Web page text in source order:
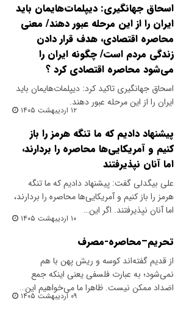
اسحاق جهانگیری: دیپلمات‌هایمان باید
ایران را از این مرحله عبور دهند/ معنی
محاصره اقتصادی، هدف قرار دادن
زندگی مردم است/ چگونه ایران را
می‌شود محاصره اقتصادی کرد ؟
اسحاق جهانگیری تاکید کرد: دیپلمات‌هایمان باید
ایران را از این مرحله عبور دهند.
۱۲ اردیبهشت ۱۴۰۵
پیشنهاد دادیم که ما تنگه هرمز را باز
کنیم و آمریکایی‌ها محاصره را بردارند،
اما آنان نپذیرفتند
علی بیگدلی گفت: پیشنهاد دادیم که ما تنگه
هرمز را باز کنیم و آمریکایی‌ها محاصره را بردارند،
اما آنان نپذیرفتند. اگر این…
۱۰ اردیبهشت ۱۴۰۵
تحریم–محاصره-مصرف
از قدیم گفته‌اند‌ کوسه و ریش پهن با هم
نمی‌شود؛ به عبارت فلسفی یعنی اینکه جمع
اضداد ممکن نیست. ظاهرا ما می‌خواهیم این…
۰۹ اردیبهشت ۱۴۰۵